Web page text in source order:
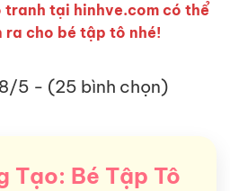
tại hinhve.com có thể
ra cho bé tập tô nhé!
5 - (25 bình chọn)
Tạo: Bé Tập Tô